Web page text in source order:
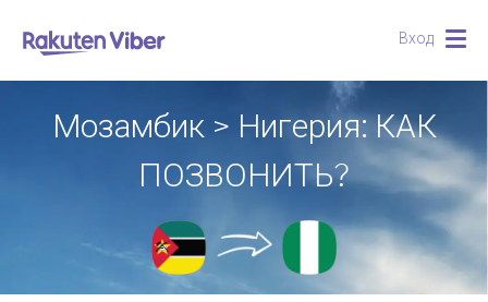
Вход
Мозамбик > Нигерия: КАК
ПОЗВОНИТЬ?